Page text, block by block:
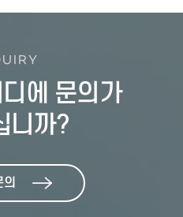
에 문의가
니까?